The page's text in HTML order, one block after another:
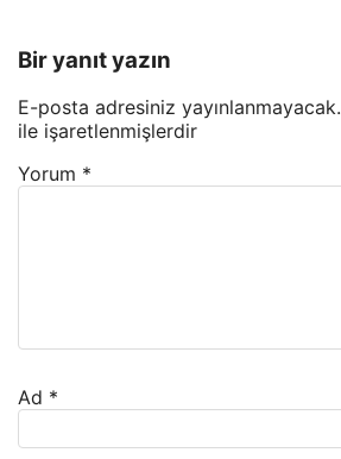
Bir yanıt yazın
E-posta adresiniz yayınlanmayacak.
ile işaretlenmişlerdir
Yorum *
Ad *